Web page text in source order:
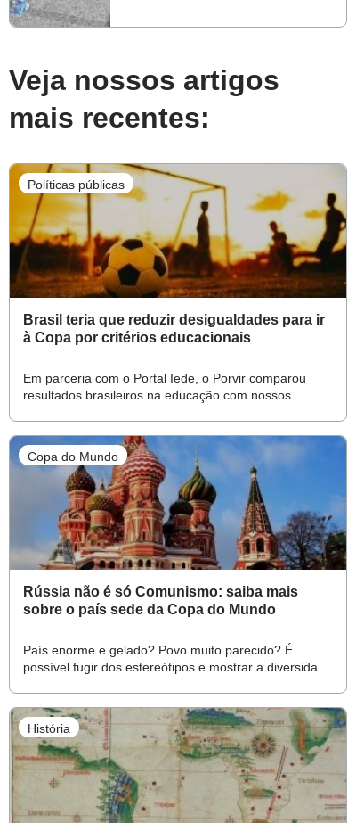
Veja nossos artigos
mais recentes:
Políticas públicas
Brasil teria que reduzir desigualdades para ir
à Copa por critérios educacionais
Em parceria com o Portal Iede, o Porvir comparou
resultados brasileiros na educação com nossos
Copa do Mundo
Rússia não é só Comunismo: saiba mais
sobre o país sede da Copa do Mundo
País enorme e gelado? Povo muito parecido? É
possível fugir dos estereótipos e mostrar a diversidade
História